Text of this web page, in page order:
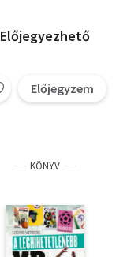
Előjegyezhető
Előjegyzem
KÖNYV